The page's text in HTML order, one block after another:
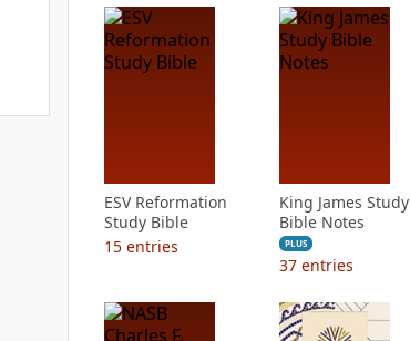
ESV Reformation
Study Bible
15 entries
King James Study
Bible Notes
PLUS
37 entries